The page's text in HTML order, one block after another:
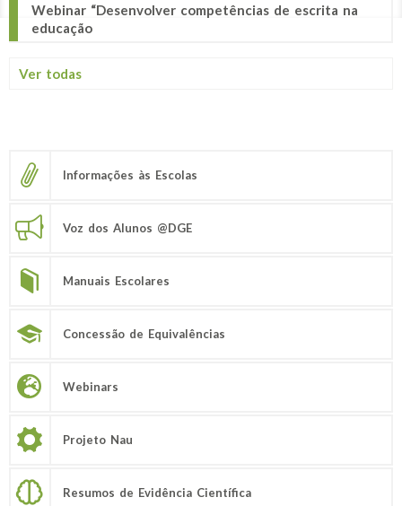
Webinar “Desenvolver competências de escrita na
educação
Ver todas
Informações às Escolas
Voz dos Alunos @DGE
Manuais Escolares
Concessão de Equivalências
Webinars
Projeto Nau
Resumos de Evidência Científica